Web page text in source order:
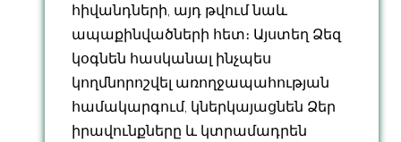
հիվանդների, այդ թվում նաև
ապաքինվածների հետ։ Այստեղ Ձեզ
կօգնեն հասկանալ ինչպես
կողմնորոշվել առողջապահության
համակարգում, կներկայացնեն Ձեր
իրավունքները և կտրամադրեն